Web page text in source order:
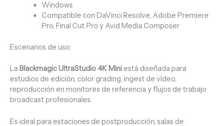
Windows
Compatible con DaVinci Resolve, Adobe Premiere
Pro, Final Cut Pro y Avid Media Composer
Escenarios de uso:
La Blackmagic UltraStudio 4K Mini está diseñada para
estudios de edición, color grading, ingest de vídeo,
reproducción en monitores de referencia y flujos de trabajo
broadcast profesionales.
Es ideal para estaciones de postproducción, salas de